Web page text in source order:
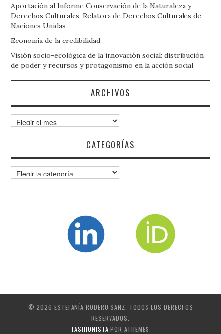
Aportación al Informe Conservación de la Naturaleza y
Derechos Culturales, Relatora de Derechos Culturales de
Naciones Unidas
Economía de la credibilidad
Visión socio-ecológica de la innovación social: distribución
de poder y recursos y protagonismo en la acción social
ARCHIVOS
Archivos
CATEGORÍAS
Categorías
© 2026 ESTEFANÍA RODERO SANZ. TODOS LOS DERECHOS
RESERVADOS.
FASHIONISTA POR ATHEMES